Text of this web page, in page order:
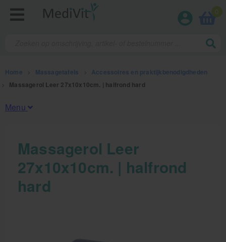
0
Home Massagetafels Accessoires en praktijkbenodigdheden
Massagerol Leer 27x10x10cm. | halfrond hard
Menu
Fysiotherapieproducten
Verbruiksmaterialen
Massage
Massagerol Leer
27x10x10cm. | halfrond
hard